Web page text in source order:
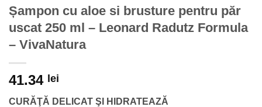
Șampon cu aloe si brusture pentru păr
uscat 250 ml – Leonard Radutz Formula
– VivaNatura
41.34 lei
CURĂŢĂ DELICAT ŞI HIDRATEAZĂ